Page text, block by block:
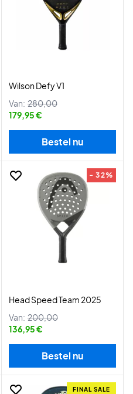
Wilson Defy V1
Van: 280,00
179,95 €
Bestel nu
- 32%
Head Speed Team 2025
Van: 200,00
136,95 €
Bestel nu
FINAL SALE